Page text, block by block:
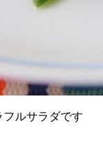
ルサラダです